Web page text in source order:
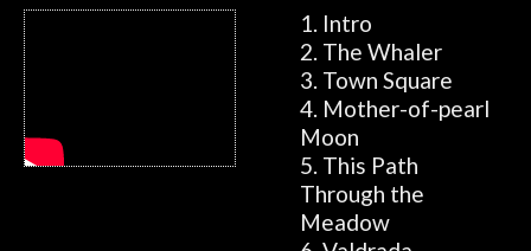
1. Intro
2. The Whaler
3. Town Square
4. Mother-of-pearl
Moon
5. This Path
Through the
Meadow